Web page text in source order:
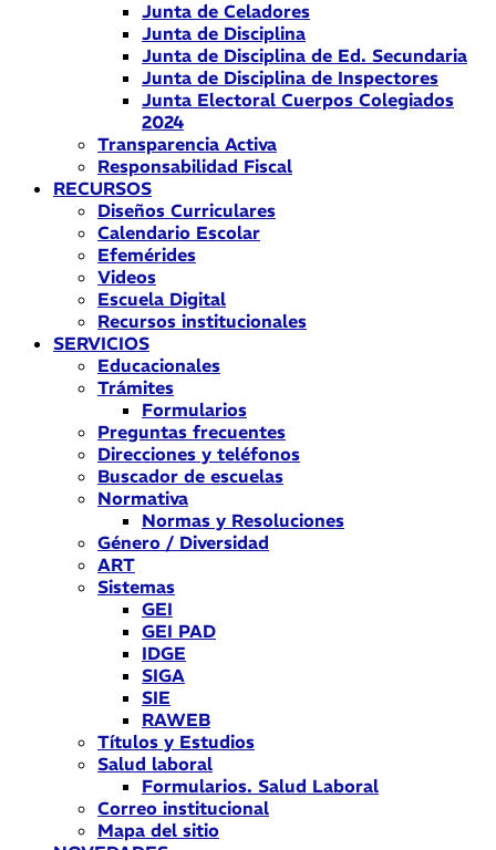
Junta de Celadores
Junta de Disciplina
Junta de Disciplina de Ed. Secundaria
Junta de Disciplina de Inspectores
Junta Electoral Cuerpos Colegiados
2024
Transparencia Activa
Responsabilidad Fiscal
RECURSOS
Diseños Curriculares
Calendario Escolar
Efemérides
Videos
Escuela Digital
Recursos institucionales
SERVICIOS
Educacionales
Trámites
Formularios
Preguntas frecuentes
Direcciones y teléfonos
Buscador de escuelas
Normativa
Normas y Resoluciones
Género / Diversidad
ART
Sistemas
GEI
GEI PAD
IDGE
SIGA
SIE
RAWEB
Títulos y Estudios
Salud laboral
Formularios. Salud Laboral
Correo institucional
Mapa del sitio